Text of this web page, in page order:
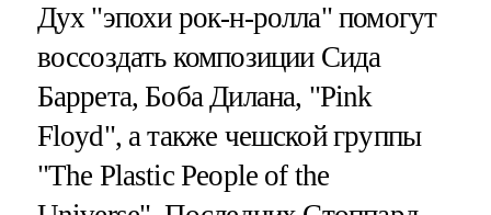
Дух "эпохи рок-н-ролла" помогут
воссоздать композиции Сида
Баррета, Боба Дилана, "Pink
Floyd", а также чешской группы
"The Plastic People of the